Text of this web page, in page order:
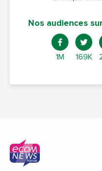
Nos audiences
1M 169K